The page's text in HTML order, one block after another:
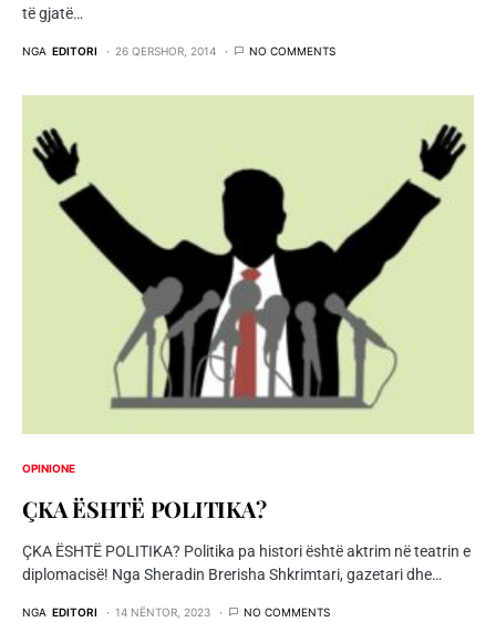
të gjatë…
NGA EDITORI 26 QERSHOR, 2014 NO COMMENTS
OPINIONE
ÇKA ËSHTË POLITIKA?
ÇKA ËSHTË POLITIKA? Politika pa histori është aktrim në teatrin e
diplomacisë! Nga Sheradin Brerisha Shkrimtari, gazetari dhe…
NGA EDITORI 14 NËNTOR, 2023 NO COMMENTS